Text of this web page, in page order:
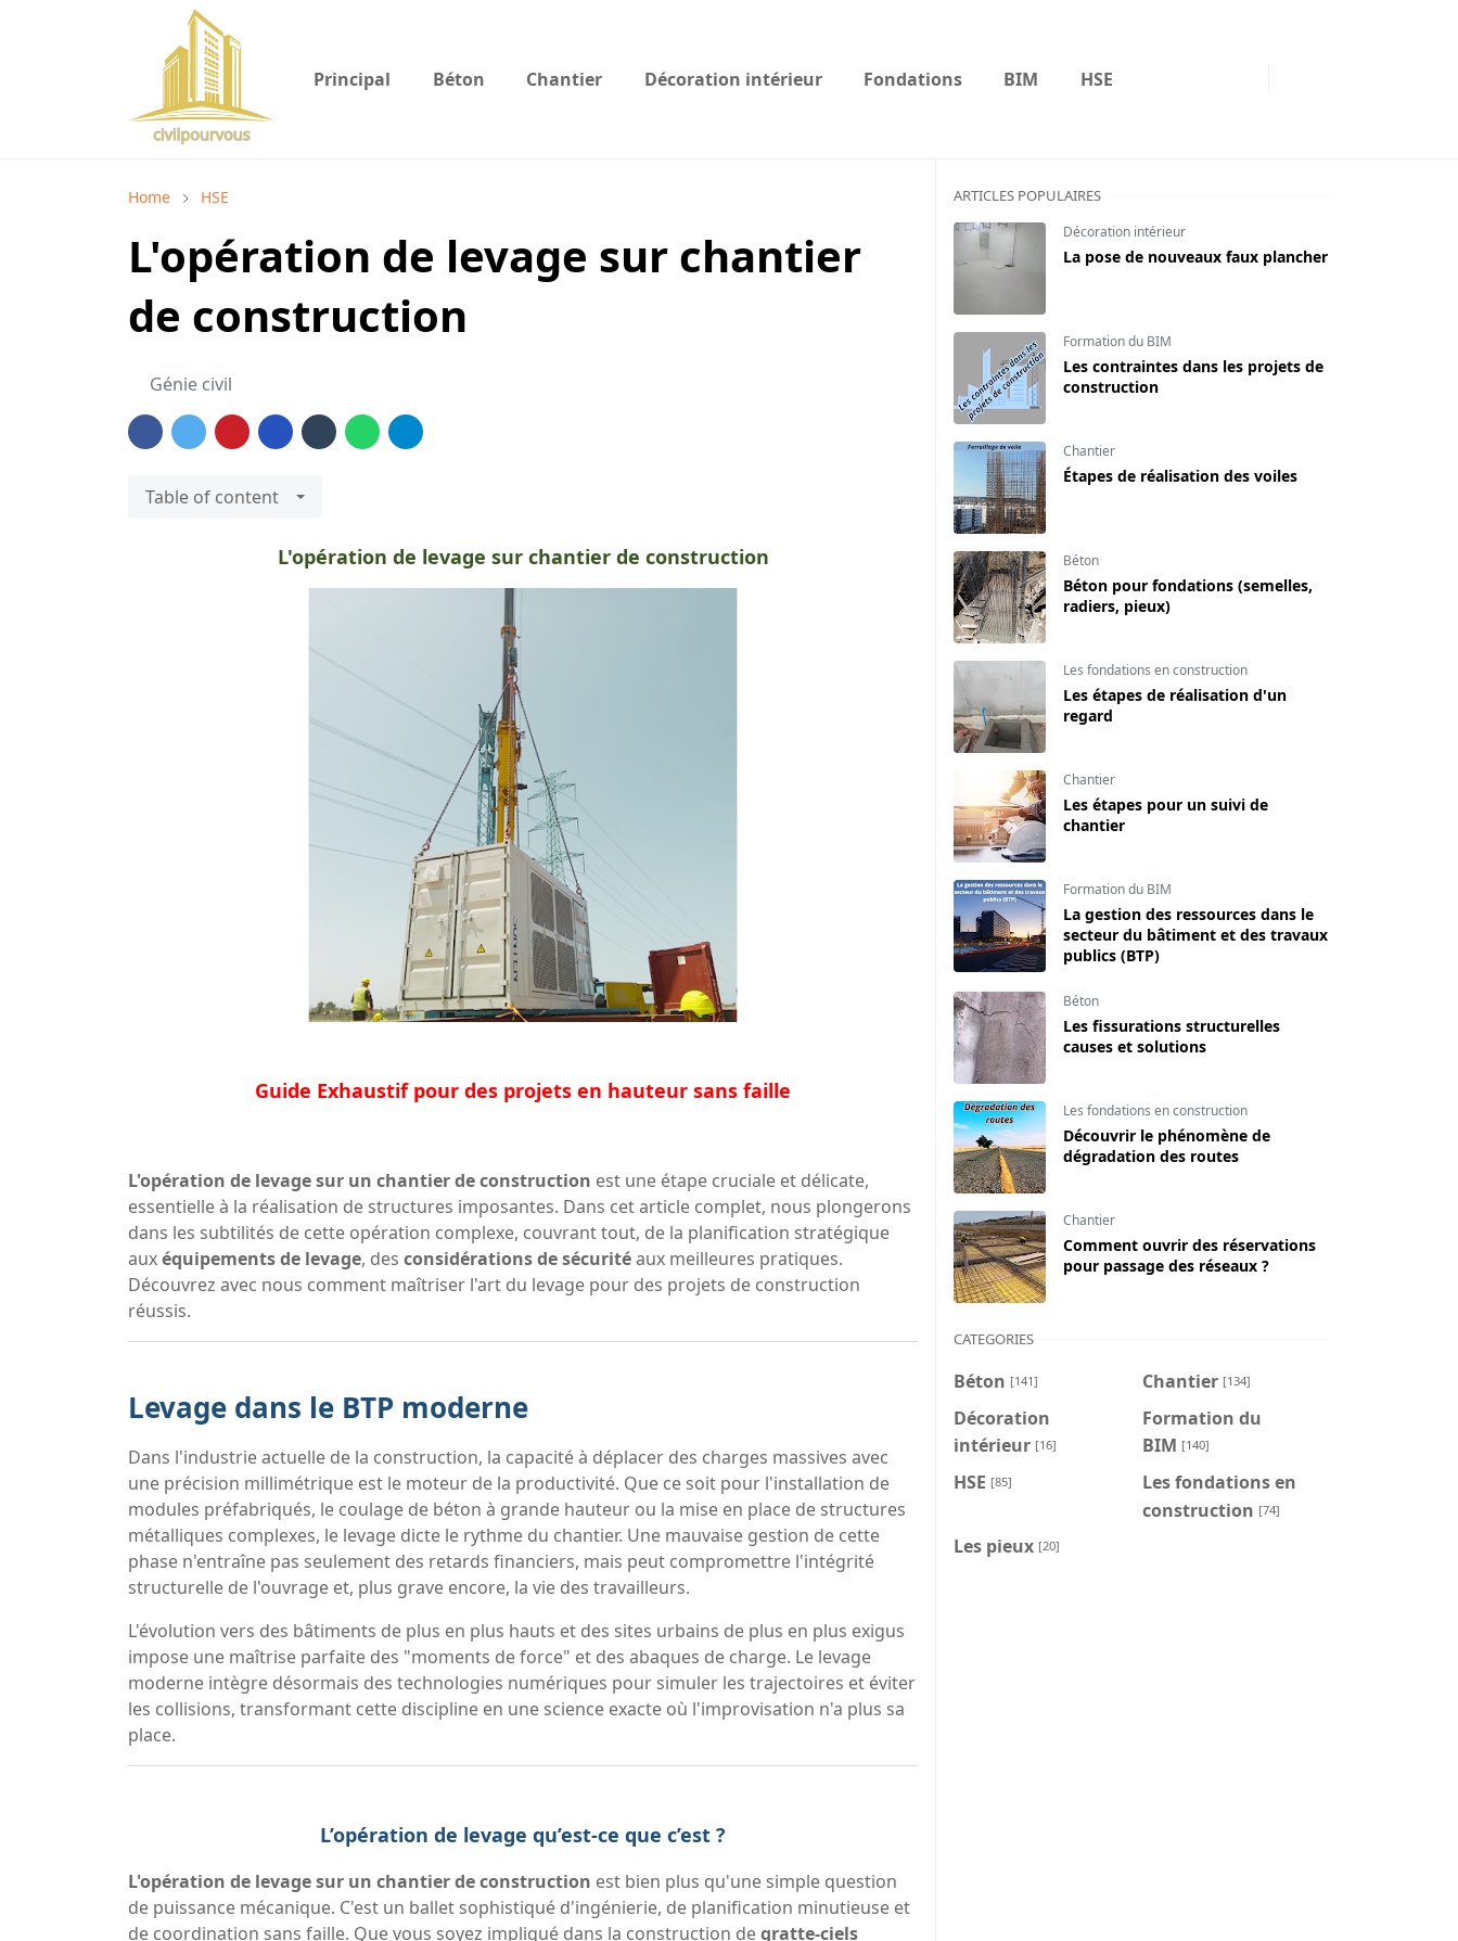
Principal Béton Chantier Décoration intérieur Fondations BIM HSE
Home HSE
L'opération de levage sur chantier
de construction
Génie civil
Table of content
L'opération de levage sur chantier de construction
Guide Exhaustif pour des projets en hauteur sans faille
L'opération de levage sur un chantier de construction est une étape cruciale et délicate,
essentielle à la réalisation de structures imposantes. Dans cet article complet, nous plongerons
dans les subtilités de cette opération complexe, couvrant tout, de la planification stratégique
auxéquipements de levage, des considérations de sécuritéaux meilleures pratiques.
Découvrez avec nous comment maîtriser l'art du levage pour des projets de construction
réussis.
Levage dans le BTP moderne
Dans l'industrie actuelle de la construction, la capacité à déplacer des charges massives avec
une précision millimétrique est le moteur de la productivité. Que ce soit pour l'installation de
modules préfabriqués, le coulage de béton à grande hauteur ou la mise en place de structures
métalliques complexes, le levage dicte le rythme du chantier. Une mauvaise gestion de cette
phase n'entraîne pas seulement des retards financiers, mais peut compromettre l'intégrité
structurelle de l'ouvrage et, plus grave encore, la vie des travailleurs.
L'évolution vers des bâtiments de plus en plus hauts et des sites urbains de plus en plus exigus
impose une maîtrise parfaite des "moments de force" et des abaques de charge. Le levage
moderne intègre désormais des technologies numériques pour simuler les trajectoires et éviter
les collisions, transformant cette discipline en une science exacte où l'improvisation n'a plus sa
place.
L’opération de levage qu’est-ce que c’est ?
L'opération de levage sur un chantier de construction est bien plus qu'une simple question
de puissance mécanique. C'est un ballet sophistiqué d'ingénierie, de planification minutieuse et
de coordination sans faille. Que vous soyez impliqué dans la construction degratte-ciels
ARTICLES POPULAIRES
Décoration intérieur
La pose de nouveaux faux plancher
Formation du BIM
Les contraintes dans les projets de
construction
Chantier
Étapes de réalisation des voiles
Béton
Béton pour fondations (semelles,
radiers, pieux)
Les fondations en construction
Les étapes de réalisation d'un
regard
Chantier
Les étapes pour un suivi de
chantier
Formation du BIM
La gestion des ressources dans le
secteur du bâtiment et des travaux
publics (BTP)
Béton
Les fissurations structurelles
causes et solutions
Les fondations en construction
Découvrir le phénomène de
dégradation des routes
Chantier
Comment ouvrir des réservations
pour passage des réseaux ?
CATEGORIES
Béton [141] Chantier [134]
Décoration
intérieur [16]
Formation du
BIM [140]
HSE [85]
Les fondations en
construction [74]
Les pieux [20]